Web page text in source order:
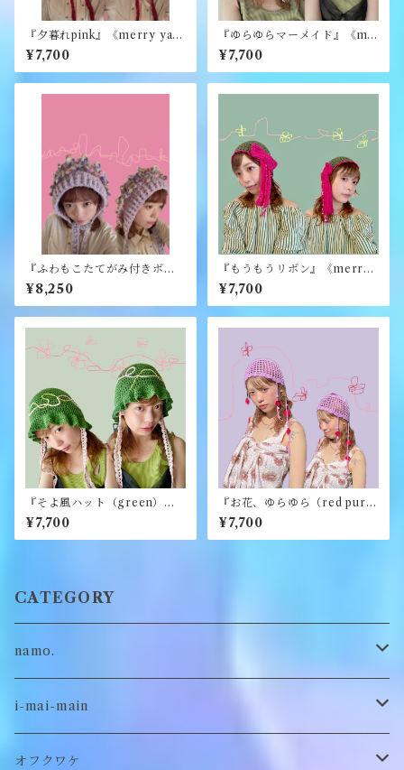
『夕暮れpink』《merry yar
n》
¥7,700
『ゆらゆらマーメイド』《me
rry yarn》
¥7,700
『ふわもこたてがみ付きボン
ネット』《merry yarn》
¥8,250
『もうもうリボン』《merry
yarn》
¥7,700
『そよ風ハット（green）』
《merry yarn》
¥7,700
『お花、ゆらゆら（red purpl
e）』《merry yarn》
¥7,700
CATEGORY
namo.
古着
オリジナル
i-mai-main
ビスチェ
オフクワケ